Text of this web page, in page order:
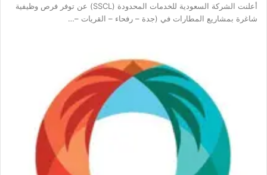
أعلنت الشركة السعودية للخدمات المحدودة (SSCL) عن توفر فرص وظيفية
شاغرة بمشاريع المطارات في (جدة – رفحاء – القريات –…